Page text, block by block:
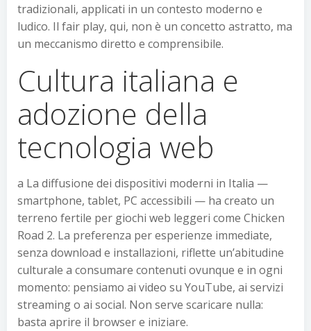
tradizionali, applicati in un contesto moderno e
ludico. Il fair play, qui, non è un concetto astratto, ma
un meccanismo diretto e comprensibile.
Cultura italiana e
adozione della
tecnologia web
a La diffusione dei dispositivi moderni in Italia —
smartphone, tablet, PC accessibili — ha creato un
terreno fertile per giochi web leggeri come Chicken
Road 2. La preferenza per esperienze immediate,
senza download e installazioni, riflette un’abitudine
culturale a consumare contenuti ovunque e in ogni
momento: pensiamo ai video su YouTube, ai servizi
streaming o ai social. Non serve scaricare nulla:
basta aprire il browser e iniziare.